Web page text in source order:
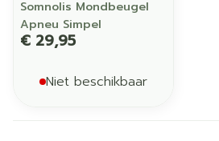
Somnolis Mondbeugel
Apneu Simpel
€ 29,95
Niet beschikbaar